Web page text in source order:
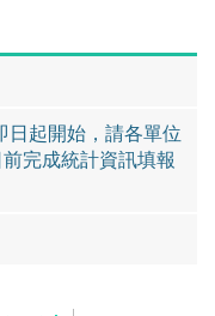
日起開始，請各單位
完成統計資訊填報